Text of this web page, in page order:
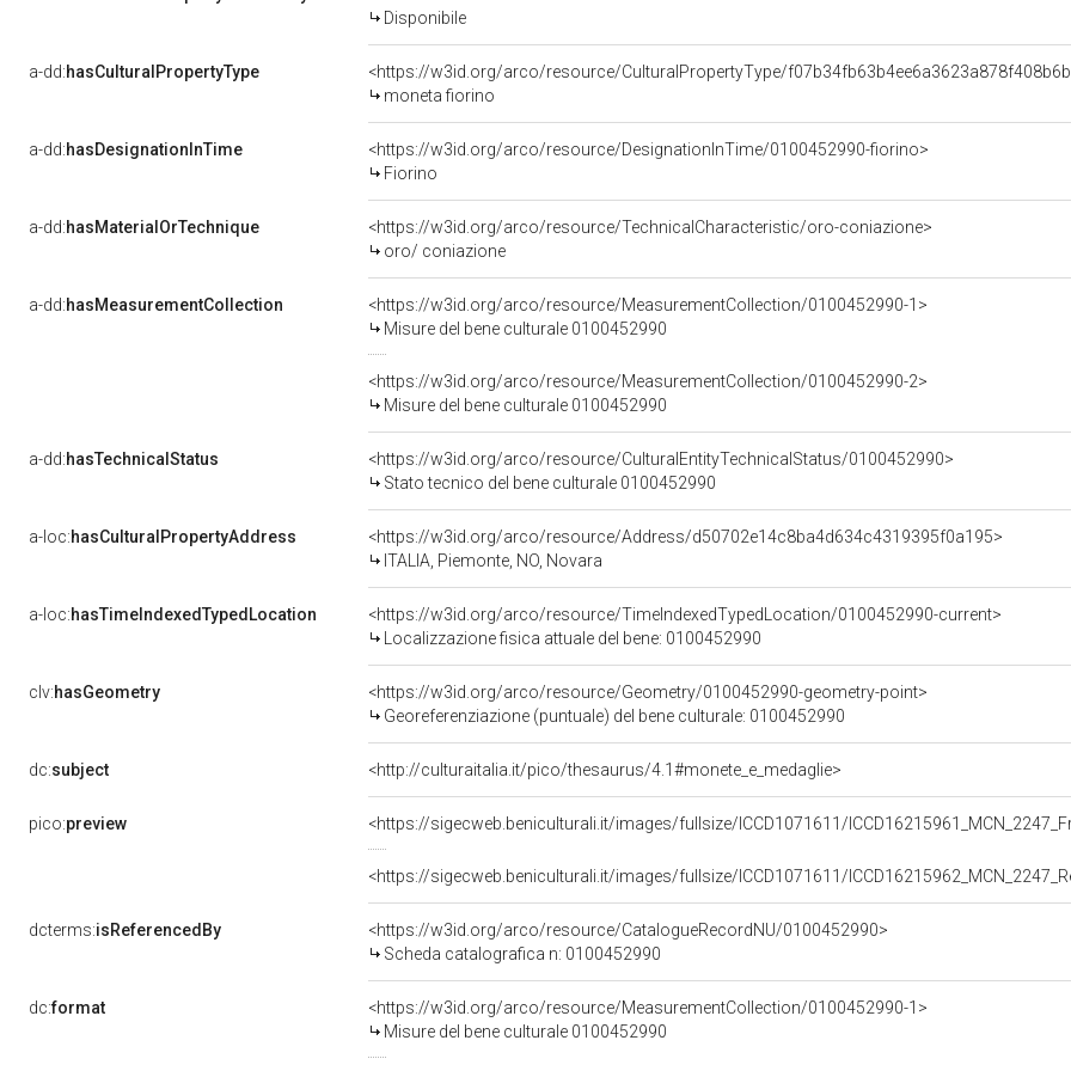
Disponibile
a-dd:hasCulturalPropertyType
<https://w3id.org/arco/resource/CulturalPropertyType/
moneta fiorino
a-dd:hasDesignationInTime
<https://w3id.org/arco/resource/DesignationInTime/0100452990-fiorino>
Fiorino
a-dd:hasMaterialOrTechnique
<https://w3id.org/arco/resource/TechnicalCharacteristic/oro-coniazione>
oro/ coniazione
a-dd:hasMeasurementCollection
<https://w3id.org/arco/resource/MeasurementCollection/0100452990-1>
Misure del bene culturale 0100452990
<https://w3id.org/arco/resource/MeasurementCollection/0100452990-2>
Misure del bene culturale 0100452990
a-dd:hasTechnicalStatus
<https://w3id.org/arco/resource/CulturalEntityTechnicalStatus/0100452990>
Stato tecnico del bene culturale 0100452990
a-loc:hasCulturalPropertyAddress
<https://w3id.org/arco/resource/Address/d50702e14c8ba4d634c4319395f0a195>
ITALIA, Piemonte, NO, Novara
a-loc:hasTimeIndexedTypedLocation
<https://w3id.org/arco/resource/TimeIndexedTypedLocation/0100452990-current>
Localizzazione fisica attuale del bene: 0100452990
clv:hasGeometry
<https://w3id.org/arco/resource/Geometry/0100452990-geometry-point>
Georeferenziazione (puntuale) del bene culturale: 0100452990
dc:subject <http://culturaitalia.it/pico/thesaurus/4.1#monete_e_medaglie>
pico:preview <https://sigecweb.beniculturali.it/images/fullsize/ICCD1071611/
<https://sigecweb.beniculturali.it/images/fullsize/ICCD1071611/
dcterms:isReferencedBy
<https://w3id.org/arco/resource/CatalogueRecordNU/0100452990>
Scheda catalografica n: 0100452990
dc:format
<https://w3id.org/arco/resource/MeasurementCollection/0100452990-1>
Misure del bene culturale 0100452990